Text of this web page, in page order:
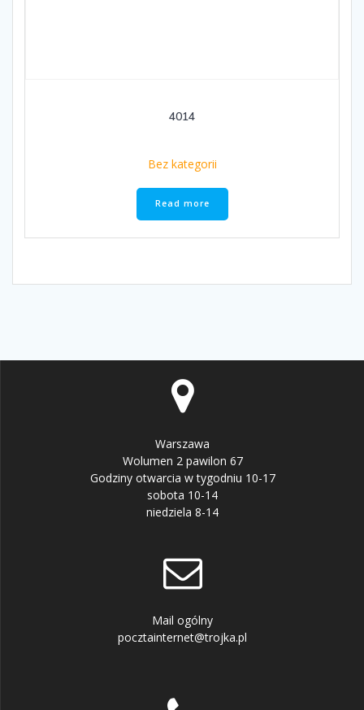
4014
Bez kategorii
Read more
Warszawa
Wolumen 2 pawilon 67
Godziny otwarcia w tygodniu 10-17
sobota 10-14
niedziela 8-14
Mail ogólny
pocztainternet@trojka.pl